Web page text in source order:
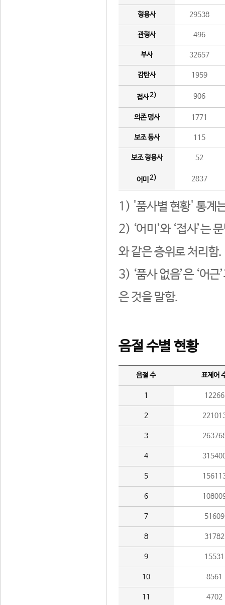
형용사 29538
관형사 496
부사 32657
감탄사 1959
접사2) 906
의존 명사 1771
보조 동사 115
보조 형용사 52
어미 2) 2837
1) '품사별 현황' 통계
2) ‘어미’와 ‘접사’는
와 같은 층위로 처리함.
3) ‘품사 없음’은 ‘어
은 것을 말함.
음절 수별 현황
음절 수 표제어
1 12266
2
3
4
5
6
7 51609
8 31782
9 15531
10 8561
11 4702